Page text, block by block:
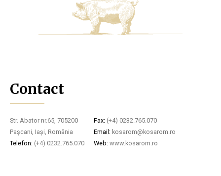
Contact
Str. Abator nr.65, 705200
Pașcani, Iași, România
Telefon: (+4) 0232.765.070
Fax: (+4) 0232.765.070
Email: kosarom@kosarom.ro
Web: www.kosarom.ro